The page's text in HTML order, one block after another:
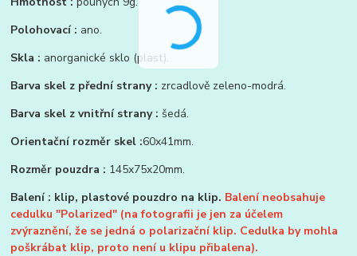
Polohovací : ano.
Skla : anorganické sklo (plast).
Barva skel z přední strany : zrcadlově zeleno-modrá.
Barva skel z vnitřní strany : šedá.
Orientační rozměr skel :60x41mm.
Rozměr pouzdra : 145x75x20mm.
Balení : klip, plastové pouzdro na klip. Balení neobsahuje
cedulku "Polarized" (na fotografii je jen za účelem
zvýraznění, že se jedná o polarizační klip. Cedulka by mohla
poškrábat klip, proto není u klipu přibalena).